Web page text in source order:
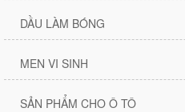
DẦU LÀM BÓNG
MEN VI SINH
SẢN PHẨM CHO Ô TÔ